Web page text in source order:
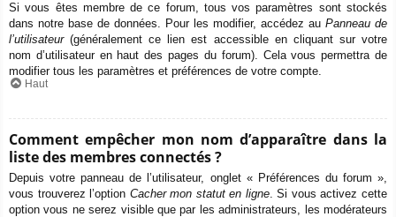
Si vous êtes membre de ce forum, tous vos paramètres sont stockés
dans notre base de données. Pour les modifier, accédez au Panneau de
l’utilisateur(généralement ce lien est accessible en cliquant sur votre
nom d’utilisateur en haut des pages du forum). Cela vous permettra de
modifier tous les paramètres et préférences de votre compte.
Haut
Comment empêcher mon nom d’apparaître dans la
liste des membres connectés ?
Depuis votre panneau de l’utilisateur, onglet « Préférences du forum »,
vous trouverez l’option Cacher mon statut en ligne. Si vous activez cette
option vous ne serez visible que par les administrateurs, les modérateurs